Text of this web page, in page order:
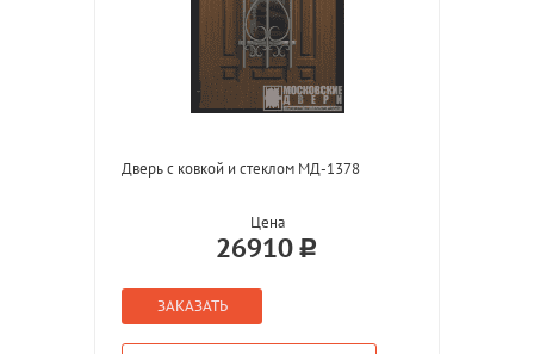
Дверь с ковкой и стеклом МД-1378
Цена
26910
ЗАКАЗАТЬ